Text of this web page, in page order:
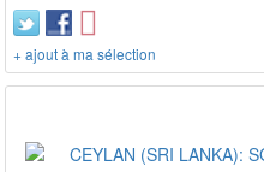
+ ajout à ma sélection